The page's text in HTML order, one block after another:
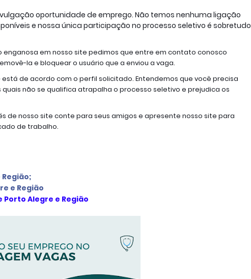
oportunidade de emprego. Não temos nenhuma ligação
e nossa única participação no processo seletivo é sobretudo
em nosso site pedimos que entre em contato conosco
la e bloquear o usuário que a enviou a vaga.
de acordo com o perfil solicitado. Entendemos que você precisa
não se qualifica atrapalha o processo seletivo e prejudica os
de nosso site conte para seus amigos e apresente nosso site para
de trabalho.
;
e Região
Porto Alegre e Região